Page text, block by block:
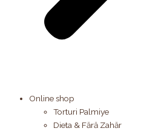
Online shop
Torturi Palmiye
Dieta & Fără Zahăr